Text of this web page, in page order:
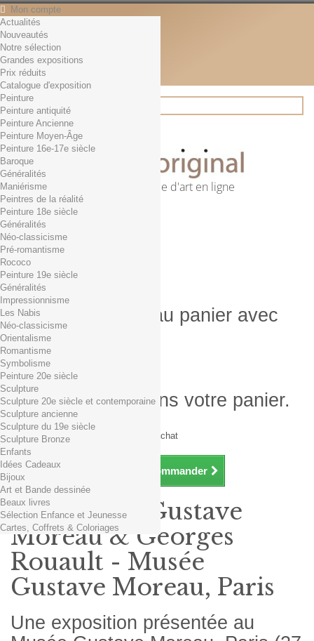
Mon compte
Contact
Français
English
Français
Actualités
Rechercher
Première librairie d'art en ligne
Panier (vide)
Aucun produit
0,01€ dès 29€ d'achat
0,00 € Total
Commander
Produit ajouté au panier avec
succès
Quantité
Total
Il y a 1 produit dans votre panier.
Total produits TTC
Frais de port TTC
0,01€ dès 29€ d'achat
Total TTC
Continuer mes achats Commander
Actualités
Nouveautés
Notre sélection
Grandes expositions
Prix réduits
Catalogue d'exposition
Peinture
Peinture antiquité
Peinture Ancienne
Peinture Moyen-Âge
Peinture 16e-17e siècle
Baroque
Généralités
Maniérisme
Peintres de la réalité
Peinture 18e siècle
Généralités
Néo-classicisme
Pré-romantisme
Rococo
Peinture 19e siècle
Généralités
Impressionnisme
Les Nabis
Néo-classicisme
Orientalisme
Romantisme
Symbolisme
Peinture 20e siècle
Sculpture
Sculpture 20e siècle et contemporaine
Sculpture ancienne
Sculpture du 19e siècle
Sculpture Bronze
Enfants
Idées Cadeaux
Bijoux
Art et Bande dessinée
Beaux livres
Sélection Enfance et Jeunesse
Cartes, Coffrets & Coloriages
Exposition Gustave
Moreau & Georges
Rouault - Musée
Gustave Moreau, Paris
Une exposition présentée au